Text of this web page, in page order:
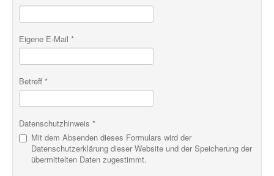
Eigene E-Mail *
Betreff *
Datenschutzhinweis *
Mit dem Absenden dieses Formulars wird der
Datenschutzerklärung dieser Website und der Speicherung der
übermittelten Daten zugestimmt.